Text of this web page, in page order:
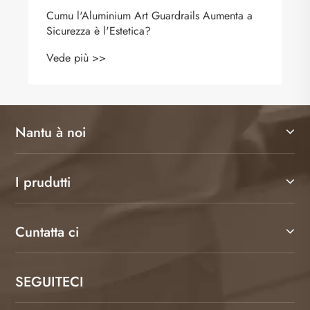
Cumu l'Aluminium Art Guardrails Aumenta a
Sicurezza è l'Estetica?
Vede più >>
Nantu à noi
I prudutti
Cuntatta ci
SEGUITECI